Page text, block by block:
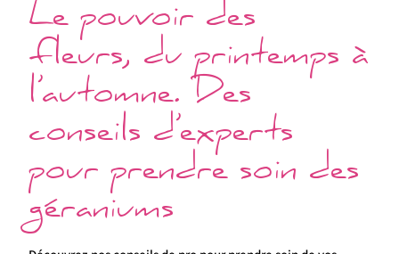
Le pouvoir des
fleurs, du printemps à
l’automne. Des
conseils d’experts
pour prendre soin des
géraniums